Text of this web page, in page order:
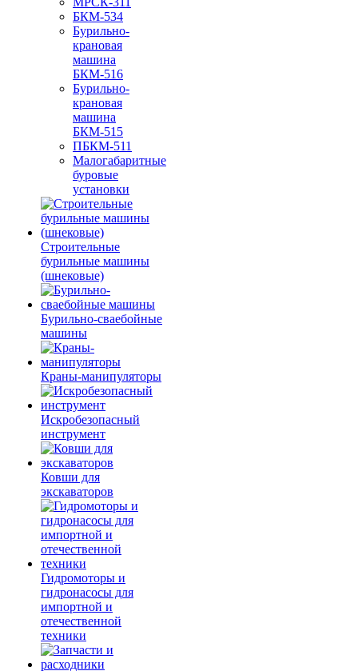
БКМ-534
Бурильно-
крановая
машина
БКМ-516
Бурильно-
крановая
машина
БКМ-515
ПБКМ-511
Малогабаритные
буровые
установки
Строительные
бурильные машины
(шнековые)
Бурильно-сваебойные
машины
Краны-манипуляторы
Искробезопасный
инструмент
Ковши для
экскаваторов
Гидромоторы и
гидронасосы для
импортной и
отечественной
техники